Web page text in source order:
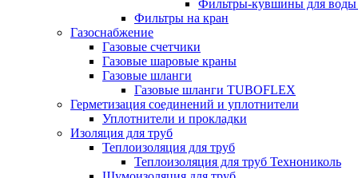
Фильтры-кувшины для
Фильтры на кран
Газоснабжение
Газовые счетчики
Газовые шаровые краны
Газовые шланги
Газовые шланги TUBOFLEX
Герметизация соединений и уплотнители
Уплотнители и прокладки
Изоляция для труб
Теплоизоляция для труб
Теплоизоляция для труб Технониколь